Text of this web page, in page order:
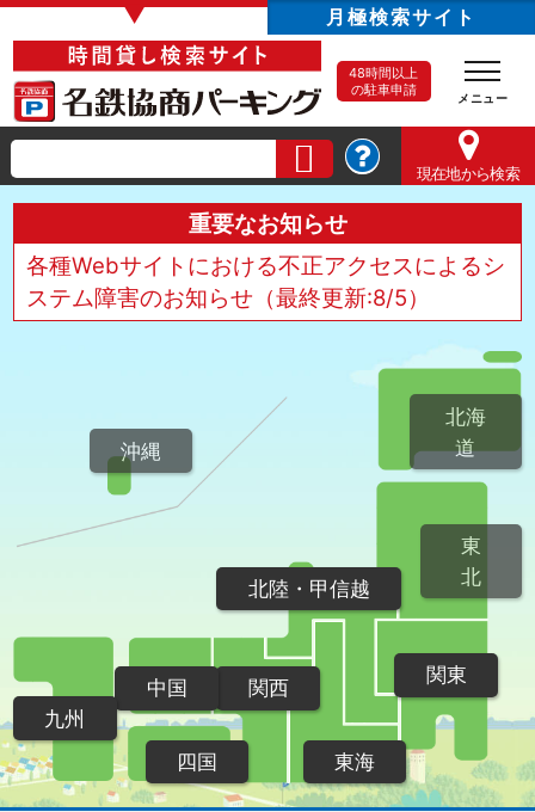
▼ 月極検索サイト
48時間以上
の駐車申請
現在地から検索
重要なお知らせ
各種Webサイトにおける不正アクセスによるシ
ステム障害のお知らせ（最終更新:8/5）
北海
道
東
北
関東
北陸・甲信越
東海
関西
中国
四国
九州
沖縄